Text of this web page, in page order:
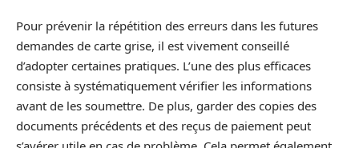
Pour prévenir la répétition des erreurs dans les futures
demandes de carte grise, il est vivement conseillé
d’adopter certaines pratiques. L’une des plus efficaces
consiste à systématiquement vérifier les informations
avant de les soumettre. De plus, garder des copies des
documents précédents et des reçus de paiement peut